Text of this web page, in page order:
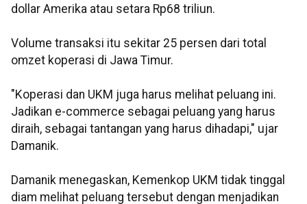
dollar Amerika atau setara Rp68 triliun.
Volume transaksi itu sekitar 25 persen dari total
omzet koperasi di Jawa Timur.
"Koperasi dan UKM juga harus melihat peluang ini.
Jadikan e-commerce sebagai peluang yang harus
diraih, sebagai tantangan yang harus dihadapi," ujar
Damanik.
Damanik menegaskan, Kemenkop UKM tidak tinggal
diam melihat peluang tersebut dengan menjadikan